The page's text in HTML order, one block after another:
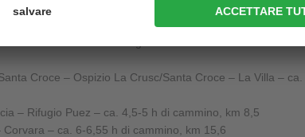
– Pralongiá – Valparola – ca. 6-7 h di cammino,
– Passo di Limo – Rifugio Lavarela – ca. 6-7 h di
Croce – Ospizio La Crusc/Santa Croce – La Villa – ca.
– Rifugio Puez – ca. 4,5-5 h di cammino, km 8,5
– ca. 6-6,55 h di cammino, km 15,6